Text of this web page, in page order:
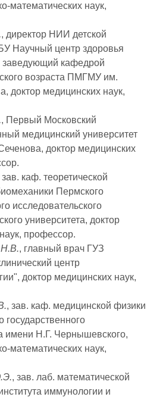
математических наук,
, директор НИИ детской
Научный центр здоровья
кафедрой
возраста ПМГМУ им.
доктор медицинских наук,
, Первый Московский
медицинский университет
доктор медицинских
зав. каф. теоретической
Пермского
исследовательского
университета, доктор
профессор.
, главный врач ГУЗ
центр
доктор медицинских наук,
, зав. каф. медицинской физики
государственного
имени Н.Г. Чернышевского,
математических наук,
, зав. лаб. математической
иммунологии и